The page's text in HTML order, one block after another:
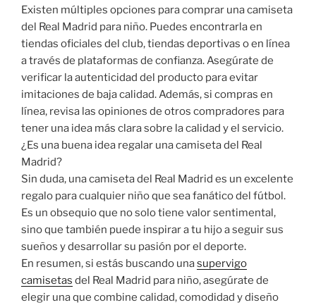
Existen múltiples opciones para comprar una camiseta
del Real Madrid para niño. Puedes encontrarla en
tiendas oficiales del club, tiendas deportivas o en línea
a través de plataformas de confianza. Asegúrate de
verificar la autenticidad del producto para evitar
imitaciones de baja calidad. Además, si compras en
línea, revisa las opiniones de otros compradores para
tener una idea más clara sobre la calidad y el servicio.
¿Es una buena idea regalar una camiseta del Real
Madrid?
Sin duda, una camiseta del Real Madrid es un excelente
regalo para cualquier niño que sea fanático del fútbol.
Es un obsequio que no solo tiene valor sentimental,
sino que también puede inspirar a tu hijo a seguir sus
sueños y desarrollar su pasión por el deporte.
En resumen, si estás buscando unasupervigo
camisetas del Real Madrid para niño, asegúrate de
elegir una que combine calidad, comodidad y diseño